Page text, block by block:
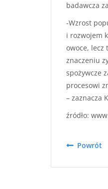
badawcza
-Wzrost
i rozwojem
owoce, lecz
znaczeniu
spożywcze
procesowi
– zaznacza
źródło:
Powrót